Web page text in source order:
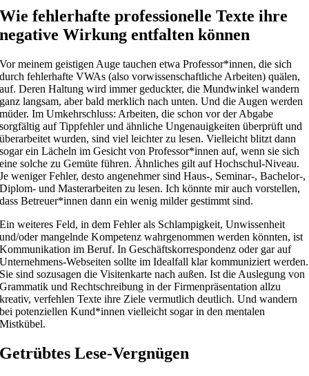
Wie fehlerhafte professionelle Texte ihre
negative Wirkung entfalten können
Vor meinem geistigen Auge tauchen etwa Professor*innen, die sich
durch fehlerhafte VWAs (also vorwissenschaftliche Arbeiten) quälen,
auf. Deren Haltung wird immer geduckter, die Mundwinkel wandern
ganz langsam, aber bald merklich nach unten. Und die Augen werden
müder. Im Umkehrschluss: Arbeiten, die schon vor der Abgabe
sorgfältig auf Tippfehler und ähnliche Ungenauigkeiten überprüft und
überarbeitet wurden, sind viel leichter zu lesen. Vielleicht blitzt dann
sogar ein Lächeln im Gesicht von Professor*innen auf, wenn sie sich
eine solche zu Gemüte führen. Ähnliches gilt auf Hochschul-Niveau.
Je weniger Fehler, desto angenehmer sind Haus-, Seminar-, Bachelor-,
Diplom- und Masterarbeiten zu lesen. Ich könnte mir auch vorstellen,
dass Betreuer*innen dann ein wenig milder gestimmt sind.
Ein weiteres Feld, in dem Fehler als Schlampigkeit, Unwissenheit
und/oder mangelnde Kompetenz wahrgenommen werden könnten, ist
Kommunikation im Beruf. In Geschäftskorrespondenz oder gar auf
Unternehmens-Webseiten sollte im Idealfall klar kommuniziert werden.
Sie sind sozusagen die Visitenkarte nach außen. Ist die Auslegung von
Grammatik und Rechtschreibung in der Firmenpräsentation allzu
kreativ, verfehlen Texte ihre Ziele vermutlich deutlich. Und wandern
bei potenziellen Kund*innen vielleicht sogar in den mentalen
Mistkübel.
Getrübtes Lese-Vergnügen